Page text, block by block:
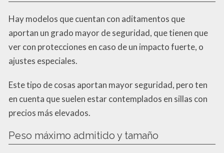
Hay modelos que cuentan con aditamentos que
aportan un grado mayor de seguridad, que tienen que
ver con protecciones en caso de un impacto fuerte, o
ajustes especiales.
Este tipo de cosas aportan mayor seguridad, pero ten
en cuenta que suelen estar contemplados en sillas con
precios más elevados.
Peso máximo admitido y tamaño